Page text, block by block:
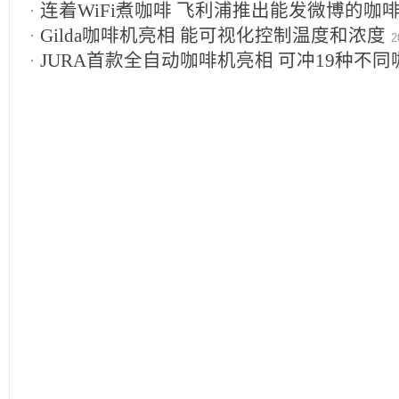
连着WiFi煮咖啡 飞利浦推出能发微博的咖
Gilda咖啡机亮相 能可视化控制温度和浓度
JURA首款全自动咖啡机亮相 可冲19种不同